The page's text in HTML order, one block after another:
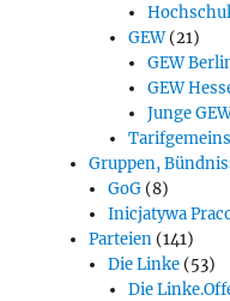
GEW(21)
GEW
GEW
Junge
Gruppen,
GoG (8)
Inicjatywa
Parteien (141)
Die Linke (53)
Die